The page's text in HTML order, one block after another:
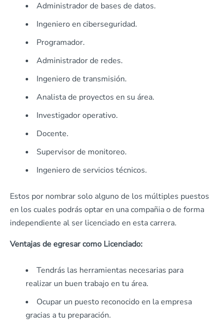
Administrador de bases de datos.
Ingeniero en ciberseguridad.
Programador.
Administrador de redes.
Ingeniero de transmisión.
Analista de proyectos en su área.
Investigador operativo.
Docente.
Supervisor de monitoreo.
Ingeniero de servicios técnicos.
Estos por nombrar solo alguno de los múltiples puestos
en los cuales podrás optar en una compañia o de forma
independiente al ser licenciado en esta carrera.
Ventajas de egresar como Licenciado:
Tendrás las herramientas necesarias para
realizar un buen trabajo en tu área.
Ocupar un puesto reconocido en la empresa
gracias a tu preparación.